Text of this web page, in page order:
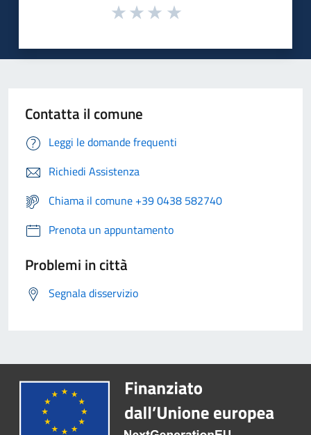
Contatta il comune
Leggi le domande frequenti
Richiedi Assistenza
Chiama il comune +39 0438 582740
Prenota un appuntamento
Problemi in città
Segnala disservizio